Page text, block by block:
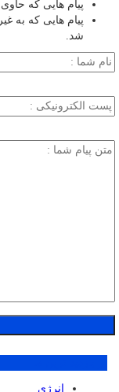
پیام هایی که
پیام هایی که به
شد.
انرژی